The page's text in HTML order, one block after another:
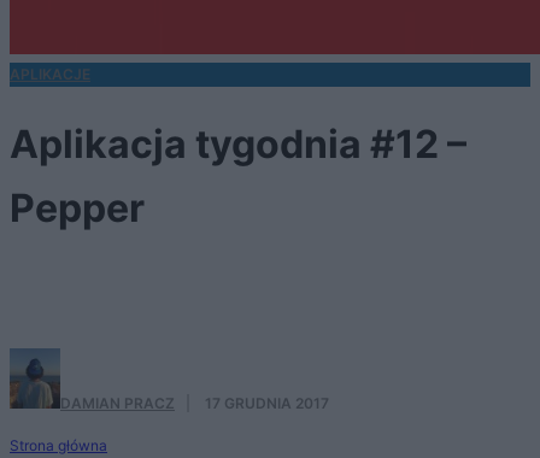
APLIKACJE
Aplikacja tygodnia #12 –
Pepper
DAMIAN PRACZ 17 GRUDNIA 2017
Strona główna